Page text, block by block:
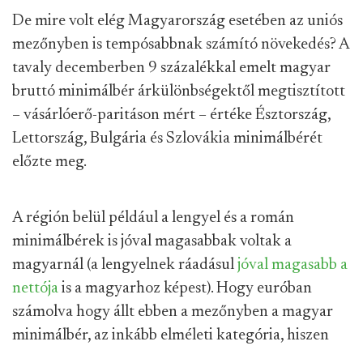
De mire volt elég Magyarország esetében az uniós
mezőnyben is tempósabbnak számító növekedés? A
tavaly decemberben 9 százalékkal emelt magyar
bruttó minimálbér árkülönbségektől megtisztított
– vásárlóerő-paritáson mért – értéke Észtország,
Lettország, Bulgária és Szlovákia minimálbérét
előzte meg.
A régión belül például a lengyel és a román
minimálbérek is jóval magasabbak voltak a
magyarnál (a lengyelnek ráadásul jóval magasabb a
nettója is a magyarhoz képest). Hogy euróban
számolva hogy állt ebben a mezőnyben a magyar
minimálbér, az inkább elméleti kategória, hiszen